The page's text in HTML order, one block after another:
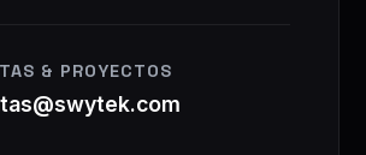
& PROYECTOS